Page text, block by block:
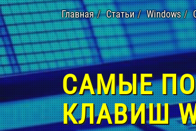
Главная Статьи Windows
САМЫЕ
КЛАВИШ